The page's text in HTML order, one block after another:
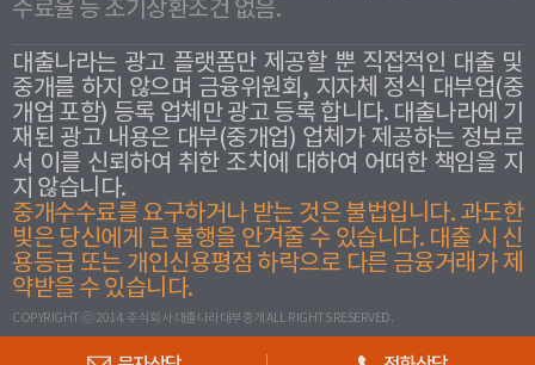
수료율 등 조기상환조건 없음.
대출나라는 광고 플랫폼만 제공할 뿐 직접적인 대출 및
중개를 하지 않으며 금융위원회, 지자체 정식 대부업(중
개업 포함) 등록 업체만 광고 등록 합니다. 대출나라에 기
재된 광고 내용은 대부(중개업) 업체가 제공하는 정보로
서 이를 신뢰하여 취한 조치에 대하여 어떠한 책임을 지
지 않습니다.
중개수수료를 요구하거나 받는 것은 불법입니다. 과도한
빛은 당신에게 큰 불행을 안겨줄 수 있습니다. 대출 시 신
용등급 또는 개인신용평점 하락으로 다른 금융거래가 제
약받을 수 있습니다.
COPYRIGHT ⓒ 2014. 주식회사 대출나라대부중개 ALL RIGHTS RESERVED.